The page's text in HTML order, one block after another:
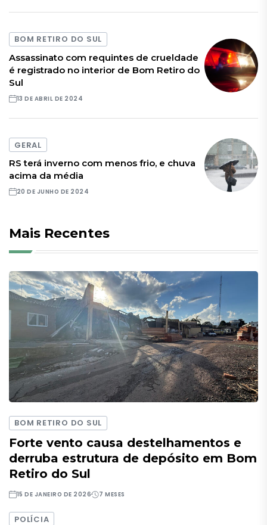
BOM RETIRO DO SUL
Assassinato com requintes de crueldade
é registrado no interior de Bom Retiro do
Sul
13 DE ABRIL DE 2024
GERAL
RS terá inverno com menos frio, e chuva
acima da média
20 DE JUNHO DE 2024
Mais Recentes
BOM RETIRO DO SUL
Forte vento causa destelhamentos e
derruba estrutura de depósito em Bom
Retiro do Sul
15 DE JANEIRO DE 2026 7 MESES
POLÍCIA